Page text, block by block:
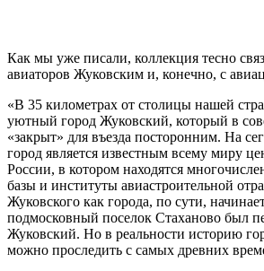
Как мы уже писали, коллекция тесно
авиаторов Жуковским и, конечно, с
«В 35 километрах от столицы нашей
уютный город Жуковский, который в
«закрыт» для въезда посторонним. На
город является известным всему миру
России, в котором находятся
базы и институты авиастроительной
Жуковского как города, по сути,
подмосковный поселок Стаханово был
Жуковский. Но в реальности историю
можно проследить с самых древних